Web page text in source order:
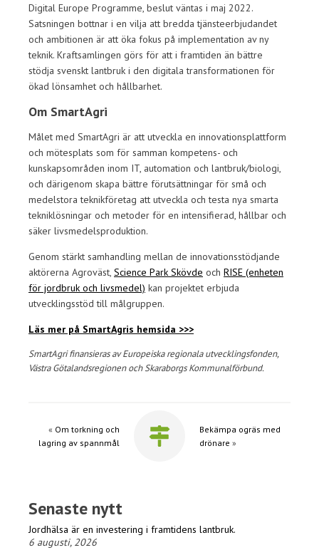
Digital Europe Programme, beslut väntas i maj 2022.
Satsningen bottnar i en vilja att bredda tjänsteerbjudandet
och ambitionen är att öka fokus på implementation av ny
teknik. Kraftsamlingen görs för att i framtiden än bättre
stödja svenskt lantbruk i den digitala transformationen för
ökad lönsamhet och hållbarhet.
Om SmartAgri
Målet med SmartAgri är att utveckla en innovationsplattform
och mötesplats som för samman kompetens- och
kunskapsområden inom IT, automation och lantbruk/biologi,
och därigenom skapa bättre förutsättningar för små och
medelstora teknikföretag att utveckla och testa nya smarta
tekniklösningar och metoder för en intensifierad, hållbar och
säker livsmedelsproduktion.
Genom stärkt samhandling mellan de innovationsstödjande
aktörerna Agroväst, Science Park Skövde och RISE (enheten
för jordbruk och livsmedel) kan projektet erbjuda
utvecklingsstöd till målgruppen.
Läs mer på SmartAgris hemsida >>>
SmartAgri finansieras av Europeiska regionala utvecklingsfonden,
Västra Götalandsregionen och Skaraborgs Kommunalförbund.
« Om torkning och
lagring av spannmål
Bekämpa ogräs med
drönare »
Senaste nytt
Jordhälsa är en investering i framtidens lantbruk.
6 augusti, 2026